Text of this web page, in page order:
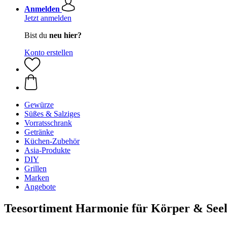
Anmelden
Jetzt anmelden
Bist du neu hier?
Konto erstellen
Gewürze
Süßes & Salziges
Vorratsschrank
Getränke
Küchen-Zubehör
Asia-Produkte
DIY
Grillen
Marken
Angebote
Teesortiment Harmonie für Körper &